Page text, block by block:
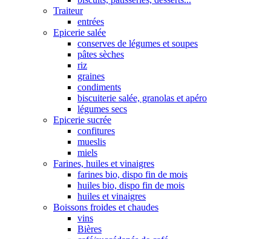
Traiteur
entrées
Epicerie salée
conserves de légumes et soupes
pâtes sèches
riz
graines
condiments
biscuiterie salée, granolas et apéro
légumes secs
Epicerie sucrée
confitures
mueslis
miels
Farines, huiles et vinaigres
farines bio, dispo fin de mois
huiles bio, dispo fin de mois
huiles et vinaigres
Boissons froides et chaudes
vins
Bières